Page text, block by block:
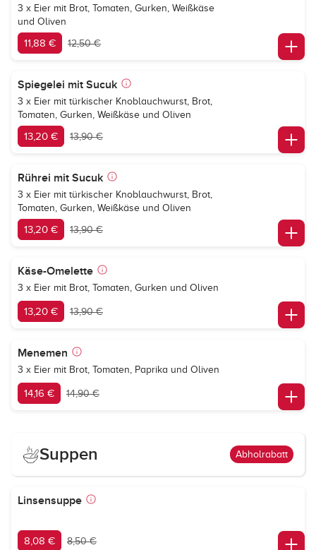
3 x Eier mit Brot, Tomaten, Gurken, Weißkäse
und Oliven
11,88 € 12,50 €
Spiegelei mit Sucuk
3 x Eier mit türkischer Knoblauchwurst, Brot,
Tomaten, Gurken, Weißkäse und Oliven
13,20 € 13,90 €
Rührei mit Sucuk
3 x Eier mit türkischer Knoblauchwurst, Brot,
Tomaten, Gurken, Weißkäse und Oliven
13,20 € 13,90 €
Käse-Omelette
3 x Eier mit Brot, Tomaten, Gurken und Oliven
13,20 € 13,90 €
Menemen
3 x Eier mit Brot, Tomaten, Paprika und Oliven
14,16 € 14,90 €
Suppen Abholrabatt
Linsensuppe
8,08 € 8,50 €